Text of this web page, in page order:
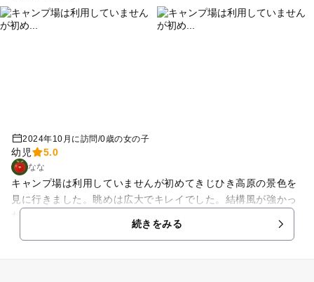
2024年10月に訪問/0歳の女の子
幼児 5.0
なな
キャンプ場は利用していませんが初めてきじひき高原の景色を
見に行きました。眺めは広大でキレイでした。結構風が強かっ
たです。休憩時がありノートが置いてあり訪れた人がメッセー
ジを書けるようになっていました。中にはお手洗いや自販機も
続きをみる